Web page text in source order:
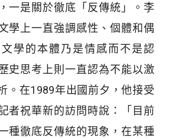
一是關於徹底「反傳統」。李
學上一直強調感性、個體和偶
學的本體乃是情感而不是認
史思考上則一直認為不能以激
。在1989年出國前夕，他接受
者祝華新的訪問時說：「目前
種徹底反傳統的現象，在某種